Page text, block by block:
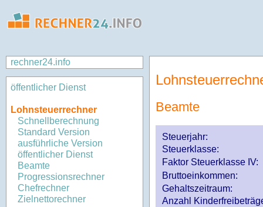
rechner24.info
öffentlicher Dienst
Lohnsteuerrechner
Schnellberechnung
Standard Version
ausführliche Version
öffentlicher Dienst
Beamte
Progressionsrechner
Chefrechner
Zielnettorechner
Beamte
Steuerjahr:
Steuerklasse:
Faktor Steuerklasse IV:
Bruttoeinkommen:
Gehaltszeitraum:
Anzahl